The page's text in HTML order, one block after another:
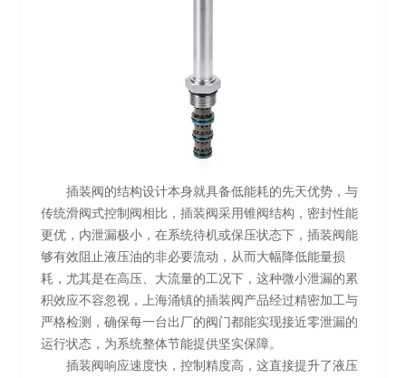
插装阀的结构设计本身就具备低能耗的先天优势，与
传统滑阀式控制阀相比，插装阀采用锥阀结构，密封性能
更优，内泄漏极小，在系统待机或保压状态下，插装阀能
够有效阻止液压油的非必要流动，从而大幅降低能量损
耗，尤其是在高压、大流量的工况下，这种微小泄漏的累
积效应不容忽视，上海涌镇的插装阀产品经过精密加工与
严格检测，确保每一台出厂的阀门都能实现接近零泄漏的
运行状态，为系统整体节能提供坚实保障。
插装阀响应速度快，控制精度高，这直接提升了液压